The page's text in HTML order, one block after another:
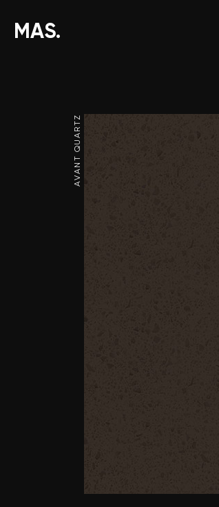
MAS.
AVANT QUARTZ